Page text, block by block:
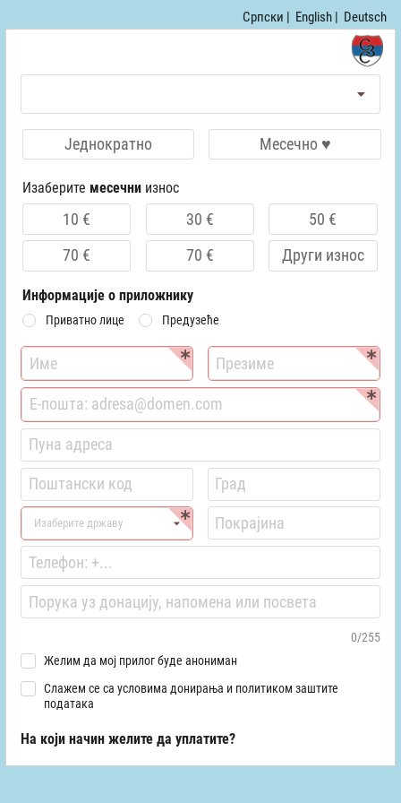
Српски | English | Deutsch
Једнократно Месечно ♥
Изаберите месечниизнос
10 € 30 €
50 €
70 €
70 € Други износ
Информације о приложнику
Приватно лице Предузеће
Изаберите државу
0/255
Желим да мој прилог буде анониман
Слажем се са условима донирања и политиком заштите
података
На који начин желите да уплатите?